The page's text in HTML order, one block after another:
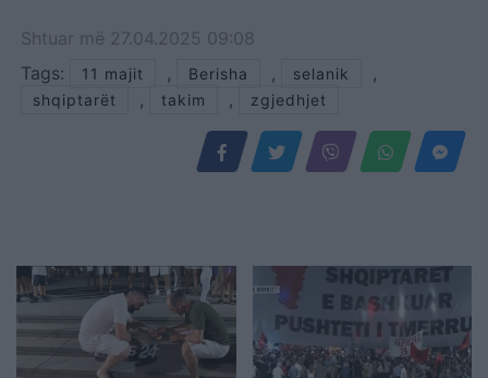
Shtuar më 27.04.2025 09:08
Tags:
11 majit , Berisha , selanik ,
shqiptarët , takim , zgjedhjet